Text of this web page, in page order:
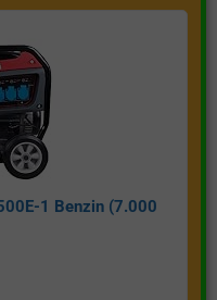
1 Benzin (7.000